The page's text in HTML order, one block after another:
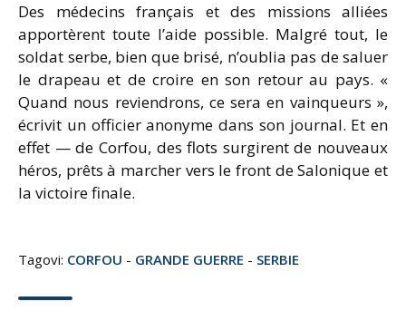
Des médecins français et des missions alliées
apportèrent toute l’aide possible. Malgré tout, le
soldat serbe, bien que brisé, n’oublia pas de saluer
le drapeau et de croire en son retour au pays. «
Quand nous reviendrons, ce sera en vainqueurs »,
écrivit un officier anonyme dans son journal. Et en
effet — de Corfou, des flots surgirent de nouveaux
héros, prêts à marcher vers le front de Salonique et
la victoire finale.
Tagovi: CORFOU - GRANDE GUERRE - SERBIE